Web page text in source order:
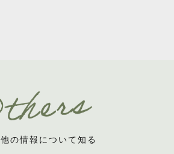
の情報について知る